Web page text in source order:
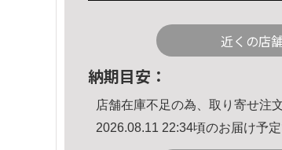
近くの店
納期目安：
店舗在庫不足の為、取り寄せ注
2026.08.11 22:34頃のお届け予定